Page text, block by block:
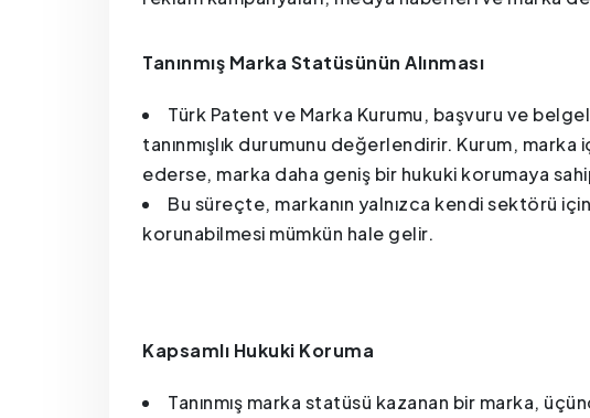
Tanınmış Marka Statüsünün Alınması
Türk Patent ve Marka Kurumu, başvuru ve
tanınmışlık durumunu değerlendirir. Kurum, marka
ederse, marka daha geniş bir hukuki korumaya
Bu süreçte, markanın yalnızca kendi sektörü
korunabilmesi mümkün hale gelir.
Kapsamlı Hukuki Koruma
Tanınmış marka statüsü kazanan bir marka,